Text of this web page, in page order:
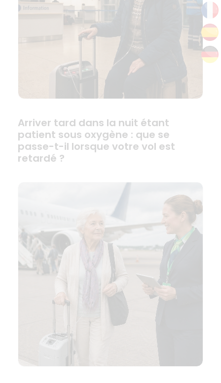
Arriver tard dans la nuit étant
patient sous oxygène : que se
passe-t-il lorsque votre vol est
retardé ?